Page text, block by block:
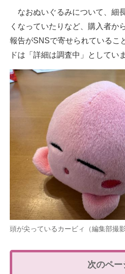
なおぬいぐるみについて、細
くなっていたりなど、購入者か
報告がSNSで寄せられているこ
ドは「詳細は調査中」としてい
頭が尖っているカービィ（編集部撮影